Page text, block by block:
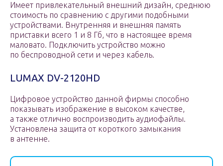
Имеет привлекательный внешний дизайн, среднюю
стоимость по сравнению с другими подобными
устройствами. Внутренняя и внешняя память
приставки всего 1 и 8 Гб, что в настоящее время
маловато. Подключить устройство можно
по беспроводной сети и через кабель.
LUMAX DV-2120HD
Цифровое устройство данной фирмы способно
показывать изображение в высоком качестве,
а также отлично воспроизводить аудиофайлы.
Установлена защита от короткого замыкания
в антенне.